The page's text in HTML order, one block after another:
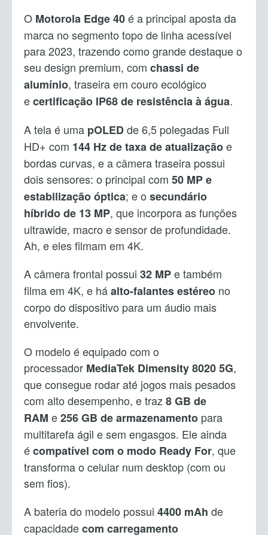
O Motorola Edge 40é a principal aposta da
marca no segmento topo de linha acessível
para 2023, trazendo como grande destaque o
seu design premium, com chassi de
alumínio, traseira em couro ecológico
ecertificação IP68 de resistência à água.
A tela é uma pOLEDde 6,5 polegadas Full
HD+ com 144 Hz de taxa de atualizaçãoe
bordas curvas, e a câmera traseira possui
dois sensores: o principal com 50 MP e
estabilização óptica; e o secundário
híbrido de 13 MP, que incorpora as funções
ultrawide, macro e sensor de profundidade.
Ah, e eles filmam em 4K.
A câmera frontal possui 32 MPe também
filma em 4K, e háalto-falantes estéreo no
corpo do dispositivo para um áudio mais
envolvente.
O modelo é equipado com o
processador MediaTek Dimensity 8020 5G,
que consegue rodar até jogos mais pesados
com alto desempenho, e traz8 GB de
RAM e256 GB de armazenamento para
multitarefa ágil e sem engasgos. Ele ainda
écompatível com o modo Ready For, que
transforma o celular num desktop (com ou
sem fios).
A bateria do modelo possui 4400 mAh de
capacidadecom carregamento